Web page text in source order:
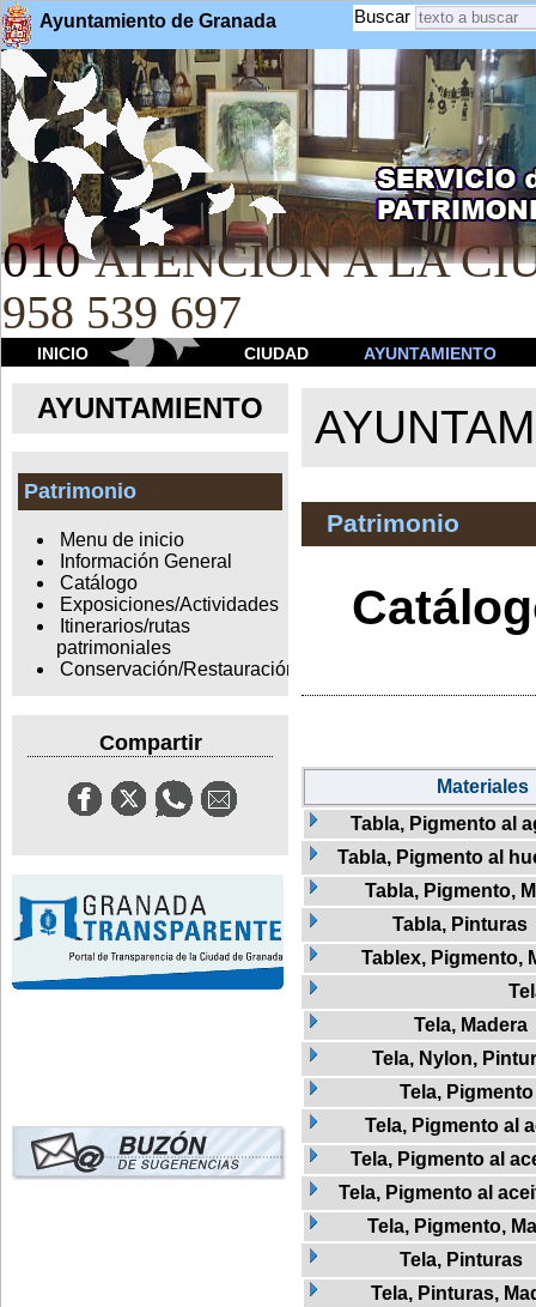
Ayuntamiento de Granada Buscar
010 ATENCION A LA
958 539 697
INICIO CIUDAD AYUNTAMIENTO
AYUNTAMIENTO
Patrimonio
Menu de inicio
Información General
Catálogo
Exposiciones/Actividades
Itinerarios/rutas
patrimoniales
Conservación/Restauración
Compartir
Patrimonio
Materiales
Tabla, Pigmento al
Tabla, Pigmento al
Tabla, Pigmento,
Tabla, Pinturas
Tablex, Pigmento,
Tela, Madera
Tela, Nylon,
Tela, Pigmento
Tela, Pigmento al
Tela, Pigmento al
Tela, Pigmento al
Tela, Pigmento,
Tela, Pinturas
Tela, Pinturas,